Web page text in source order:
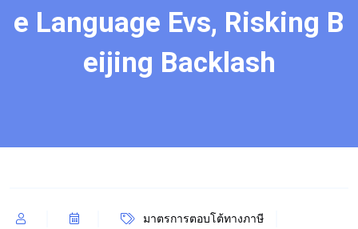
e Language Evs, Risking B
eijing Backlash
มาตรการตอบโต้ทางภาษี